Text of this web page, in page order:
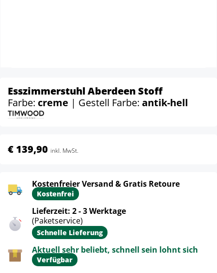
Esszimmerstuhl Aberdeen Stoff
Farbe: creme | Gestell Farbe: antik-hell
€ 139,90 inkl. MwSt.
Kostenfreier Versand & Gratis Retoure
Kostenfrei
Lieferzeit: 2 - 3 Werktage
(Paketservice)
Schnelle Lieferung
Aktuell sehr beliebt, schnell sein lohnt sich
Verfügbar